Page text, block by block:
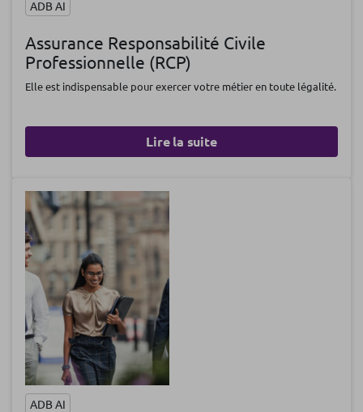
ADB AI
Assurance Responsabilité Civile
Professionnelle (RCP)
Elle est indispensable pour exercer votre métier en toute légalité.
Lire la suite
ADB AI